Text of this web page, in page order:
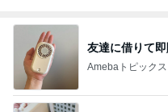
友達に借りて
Amebaトピックス